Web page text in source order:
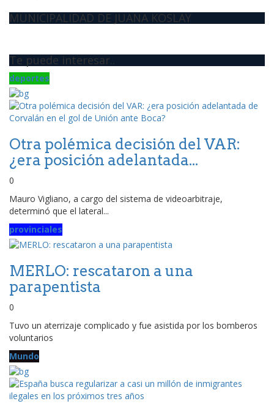
MUNICIPALIDAD DE JUANA KOSLAY
Te puede interesar..
deportes
Otra polémica decisión del VAR:
¿era posición adelantada...
0
Mauro Vigliano, a cargo del sistema de videoarbitraje,
determinó que el lateral...
provinciales
MERLO: rescataron a una
parapentista
0
Tuvo un aterrizaje complicado y fue asistida por los bomberos
voluntarios
Mundo